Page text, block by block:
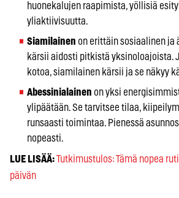
huonekalujen raapimista, yöllisiä
yliaktiivisuutta.
Siamilainen on erittäin sosiaalinen ja
kärsii aidosti pitkistä yksinoloajoista.
kotoa, siamilainen kärsii ja se näkyy
Abessinialainen on yksi
ylipäätään. Se tarvitsee tilaa,
runsaasti toimintaa. Pienessä
nopeasti.
LUE LISÄÄ:Tutkimustulos: Tämä nopea
päivän